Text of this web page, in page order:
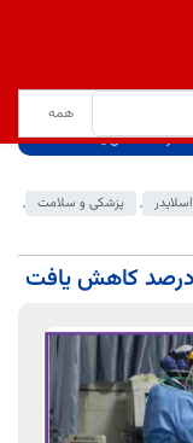
اسلایدر , پزشکی و سلامت ,